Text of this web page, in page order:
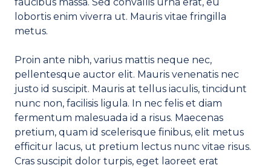
lobortis enim viverra ut. Mauris vitae fringilla
metus.
Proin ante nibh, varius mattis neque nec,
pellentesque auctor elit. Mauris venenatis nec
justo id suscipit. Mauris at tellus iaculis, tincidunt
nunc non, facilisis ligula. In nec felis et diam
fermentum malesuada id a risus. Maecenas
pretium, quam id scelerisque finibus, elit metus
efficitur lacus, ut pretium lectus nunc vitae risus.
Cras suscipit dolor turpis, eget laoreet erat